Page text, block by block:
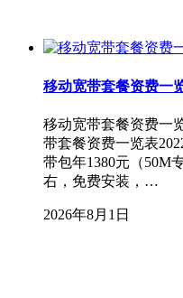
移动宽带套餐资费一
移动宽带套餐资费一
带套餐资费一览表
带包年1380元（50M
右，免费安装，…
2026年8月1日